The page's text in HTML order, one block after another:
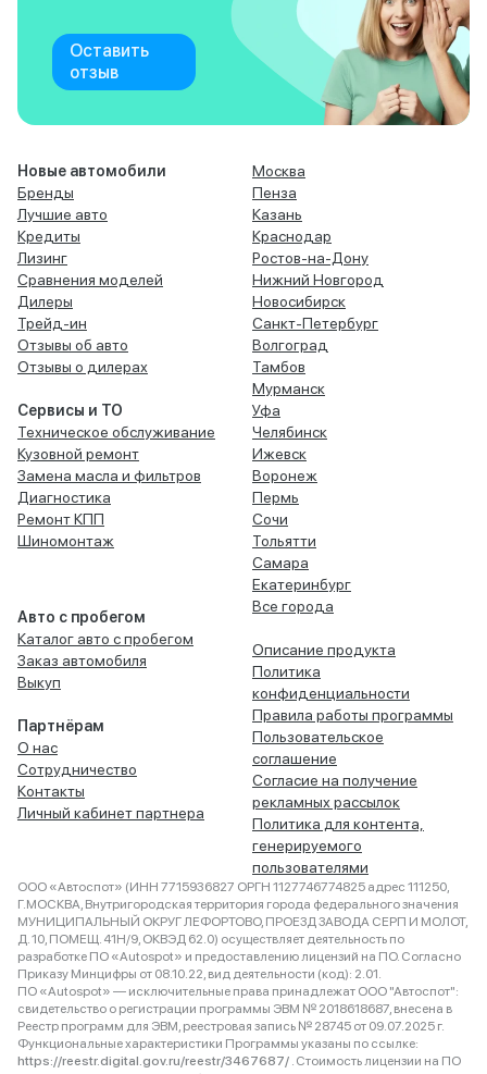
Оставить
отзыв
Новые автомобили
Бренды
Лучшие авто
Кредиты
Лизинг
Сравнения моделей
Дилеры
Трейд-ин
Отзывы об авто
Отзывы о дилерах
Сервисы и ТО
Техническое обслуживание
Кузовной ремонт
Замена масла и фильтров
Диагностика
Ремонт КПП
Шиномонтаж
Авто с пробегом
Каталог авто с пробегом
Заказ автомобиля
Выкуп
Партнёрам
О нас
Сотрудничество
Контакты
Личный кабинет партнера
Москва
Пенза
Казань
Краснодар
Ростов-на-Дону
Нижний Новгород
Новосибирск
Санкт-Петербург
Волгоград
Тамбов
Мурманск
Уфа
Челябинск
Ижевск
Воронеж
Пермь
Сочи
Тольятти
Самара
Екатеринбург
Все города
Описание продукта
Политика
конфиденциальности
Правила работы программы
Пользовательское
соглашение
Согласие на получение
рекламных рассылок
Политика для контента,
генерируемого
пользователями
ООО «Автоспот» (ИНН 7715936827 ОРГН 1127746774825 адрес 111250,
Г.МОСКВА, Внутригородская территория города федерального значения
МУНИЦИПАЛЬНЫЙ ОКРУГ ЛЕФОРТОВО, ПРОЕЗД ЗАВОДА СЕРП И МОЛОТ,
Д. 10, ПОМЕЩ. 41Н/9, ОКВЭД 62.0) осуществляет деятельность по
разработке ПО «Autospot» и предоставлению лицензий на ПО. Согласно
Приказу Минцифры от 08.10.22, вид деятельности (код): 2.01.
ПО «Autospot» — исключительные права принадлежат ООО "Автоспот":
свидетельство о регистрации программы ЭВМ № 2018618687, внесена в
Реестр программ для ЭВМ, реестровая запись № 28745 от 09.07.2025 г.
Функциональные характеристики Программы указаны по ссылке:
https://reestr.digital.gov.ru/reestr/3467687/ . Стоимость лицензии на ПО